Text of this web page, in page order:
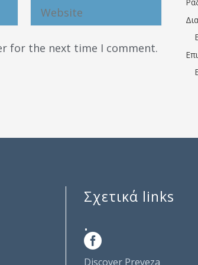
for the next time I comment.
Σχετικά links
.
Discover Preveza